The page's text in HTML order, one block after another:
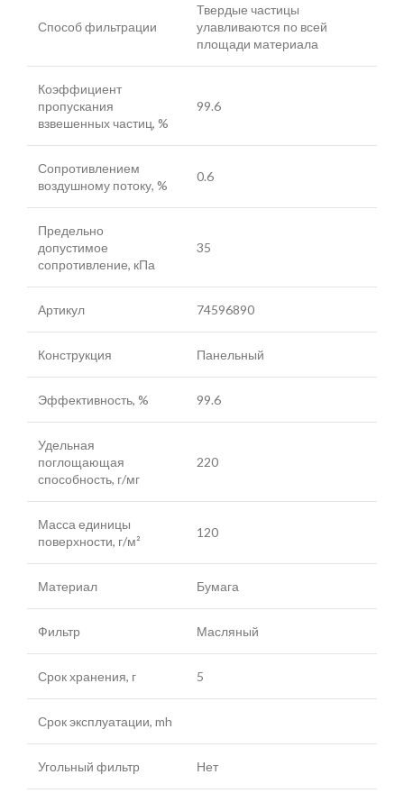
Способ фильтрации
Твердые частицы
улавливаются по всей
площади материала
Коэффициент
пропускания
взвешенных частиц, %
99.6
Сопротивлением
воздушному потоку, %
0.6
Предельно
допустимое
сопротивление, кПа
35
Артикул 74596890
Конструкция Панельный
Эффективность, % 99.6
Удельная
поглощающая
способность, г/мг
220
Масса единицы
поверхности, г/м²
120
Материал Бумага
Фильтр Масляный
Срок хранения, г 5
Срок эксплуатации, mh
Угольный фильтр Нет